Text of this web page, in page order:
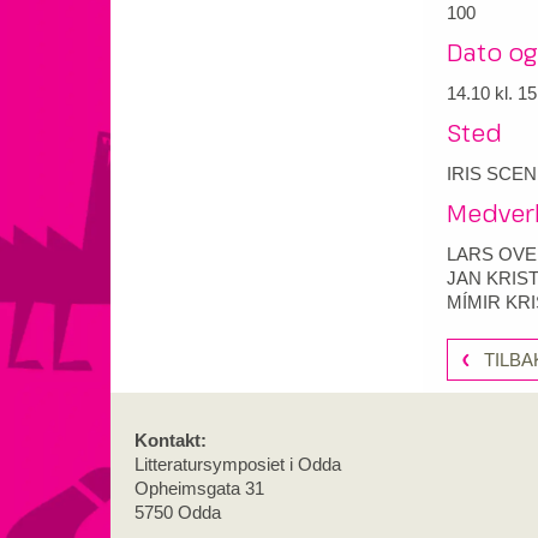
100
Dato
14.10 kl.
Sted
IRIS
LARS
JAN
MÍMIR
Kontakt:
Litteratursymposiet i Odda
Opheimsgata 31
5750 Odda